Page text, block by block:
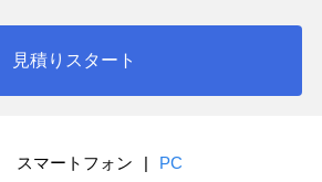
見積りスタート
スマートフォン | PC